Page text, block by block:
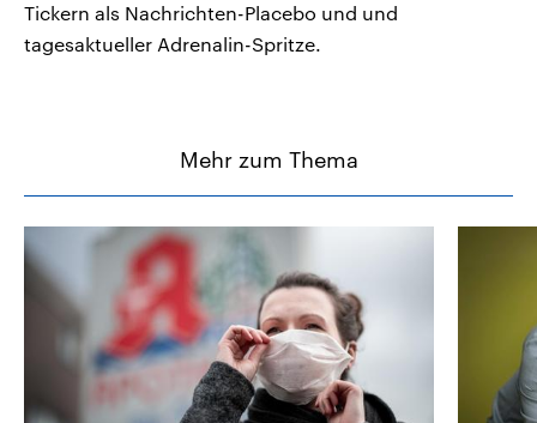
Tickern als Nachrichten-Placebo und und
tagesaktueller Adrenalin-Spritze.
Mehr zum Thema